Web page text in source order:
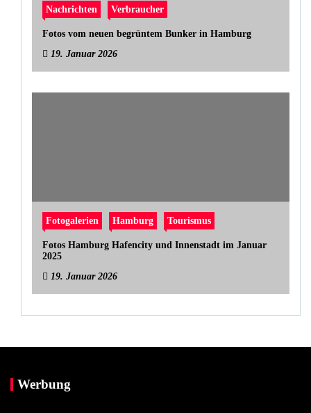
Nachrichten Verbraucher
Fotos vom neuen begrüntem Bunker in Hamburg
19. Januar 2026
Fotogalerien Hamburg Tourismus
Fotos Hamburg Hafencity und Innenstadt im Januar
2025
19. Januar 2026
Werbung